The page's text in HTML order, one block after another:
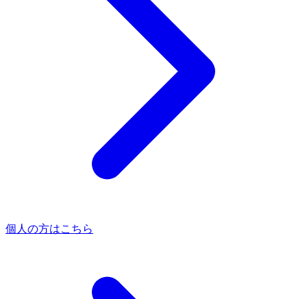
個人の方はこちら